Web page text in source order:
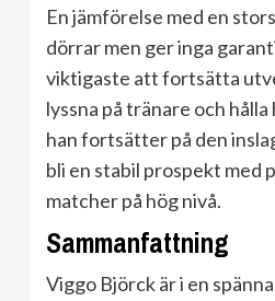
En jämförelse med en
dörrar men ger inga
viktigaste att fortsätta
lyssna på tränare och
han fortsätter på den
bli en stabil prospekt med
matcher på hög nivå.
Sammanfattning
Viggo Björck är i en